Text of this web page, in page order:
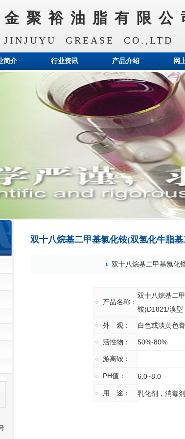
聚裕油脂有限公
GREASE CO.,LTD
简介 行业资讯 产品介绍 网
双十八烷基二甲基氯化铵(双氢化牛脂
双十八烷基二甲基氯化
产品名称：
双十八烷基二
铵)D1821/溴型
外 观： 白色或淡黄色
活性物： 50%-80%
游离铵：
PH值： 6.0~8.0
用 途： 乳化剂，消毒